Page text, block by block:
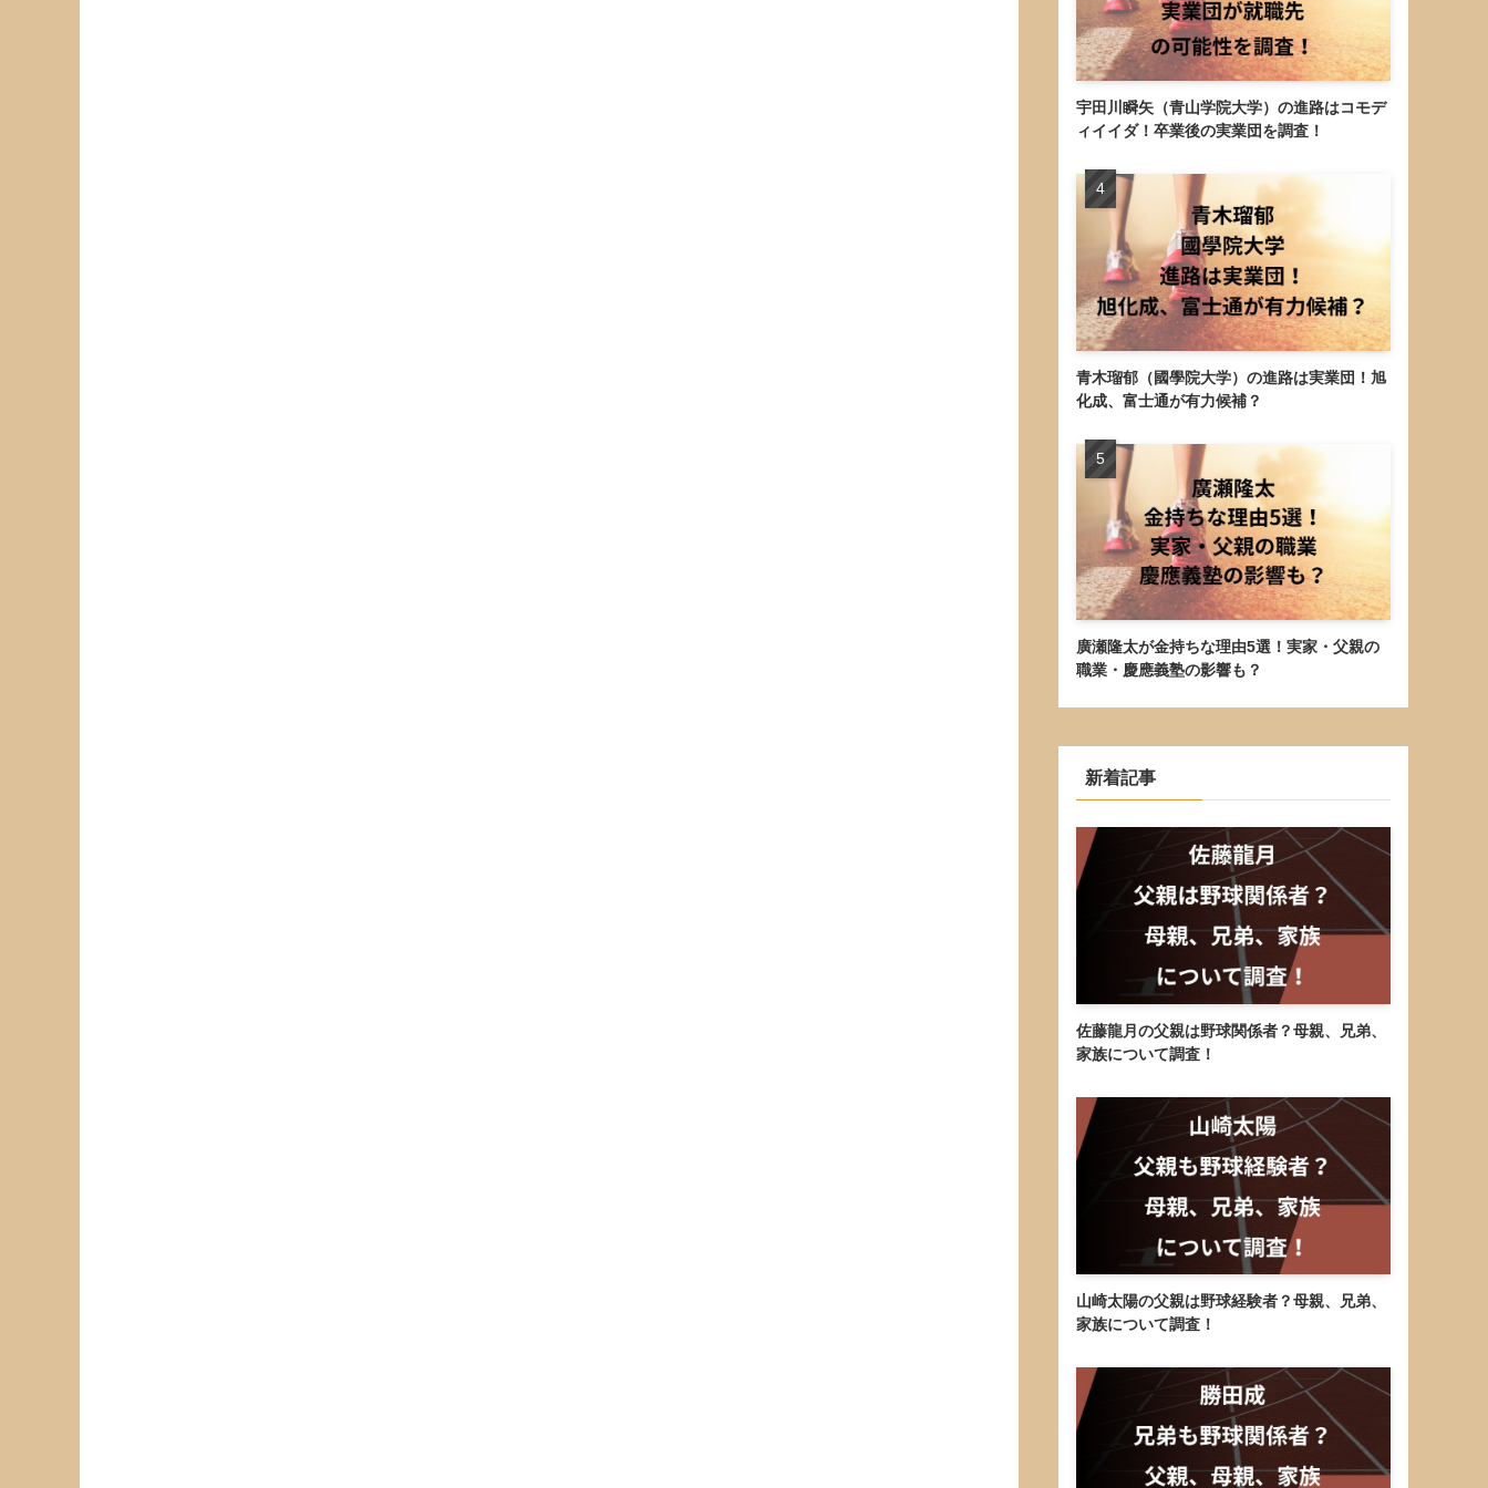
宇田川瞬矢（青山学院大学）の進路はコモデ
ィイイダ！卒業後の実業団を調査！
青木瑠郁（國學院大学）の進路は実業団！旭
化成、富士通が有力候補？
廣瀬隆太が金持ちな理由5選！実家・父親の
職業・慶應義塾の影響も？
新着記事
佐藤龍月の父親は野球関係者？母親、兄弟、
家族について調査！
山崎太陽の父親は野球経験者？母親、兄弟、
家族について調査！